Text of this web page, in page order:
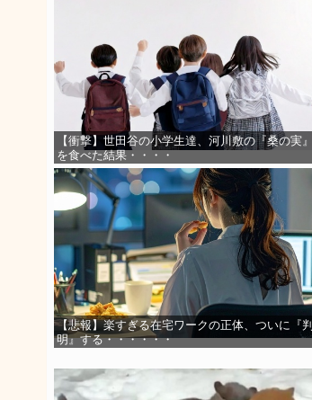
【衝撃】世田谷の小学生達、河川敷の『桑の実』
を食べた結果・・・・
【悲報】楽すぎる在宅ワークの正体、ついに『判
明』する・・・・・・